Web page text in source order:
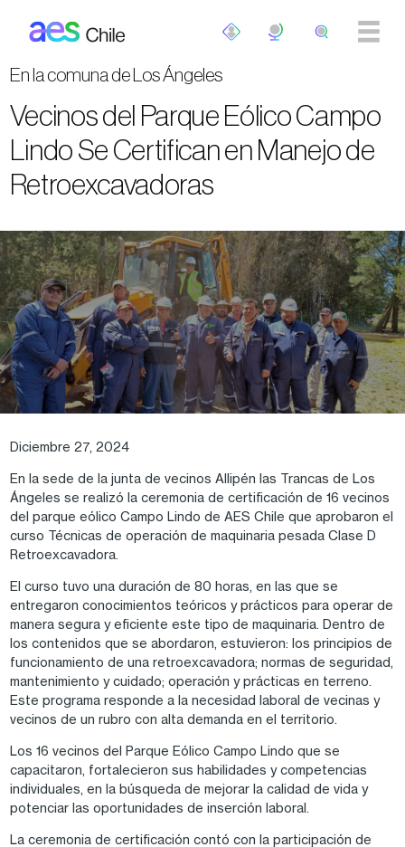
En la comuna de Los Ángeles
Vecinos del Parque Eólico Campo
Lindo Se Certifican en Manejo de
Retroexcavadoras
Diciembre 27, 2024
En la sede de la junta de vecinos Allipén las Trancas de Los
Ángeles se realizó la ceremonia de certificación de 16 vecinos
del parque eólico Campo Lindo de AES Chile que aprobaron el
curso Técnicas de operación de maquinaria pesada Clase D
Retroexcavadora.
El curso tuvo una duración de 80 horas, en las que se
entregaron conocimientos teóricos y prácticos para operar de
manera segura y eficiente este tipo de maquinaria. Dentro de
los contenidos que se abordaron, estuvieron: los principios de
funcionamiento de una retroexcavadora; normas de seguridad,
mantenimiento y cuidado; operación y prácticas en terreno.
Este programa responde a la necesidad laboral de vecinas y
vecinos de un rubro con alta demanda en el territorio.
Los 16 vecinos del Parque Eólico Campo Lindo que se
capacitaron, fortalecieron sus habilidades y competencias
individuales, en la búsqueda de mejorar la calidad de vida y
potenciar las oportunidades de inserción laboral.
La ceremonia de certificación contó con la participación de